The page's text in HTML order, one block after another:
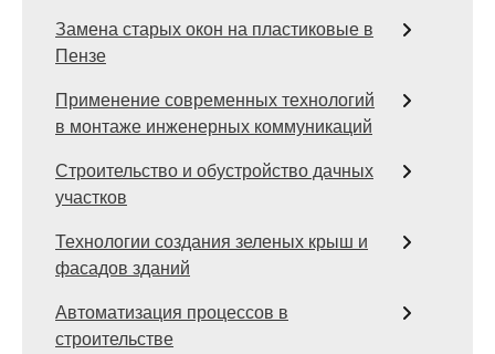
Замена старых окон на пластиковые в
Пензе
Применение современных технологий
в монтаже инженерных коммуникаций
Строительство и обустройство дачных
участков
Технологии создания зеленых крыш и
фасадов зданий
Автоматизация процессов в
строительстве